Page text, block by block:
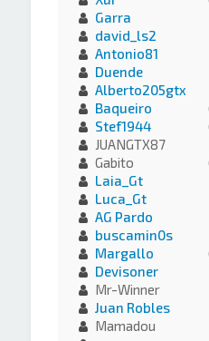
Garra
david_ls2
Antonio81
Duende
Alberto205gtx
Baqueiro
Stef1944
JUANGTX87
Gabito
Laia_Gt
Luca_Gt
AG Pardo
buscamin0s
Margallo
Devisoner
Mr-Winner
Juan Robles
Mamadou